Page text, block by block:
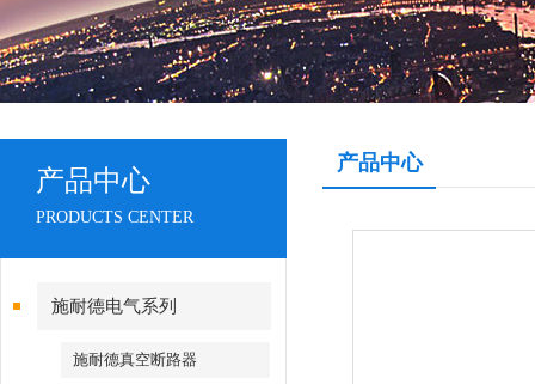
产品中心
PRODUCTS CENTER
施耐德电气系列
施耐德真空断路器
产品中心